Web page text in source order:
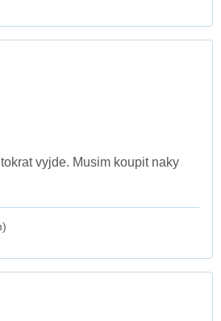
vyjde. Musim koupit naky